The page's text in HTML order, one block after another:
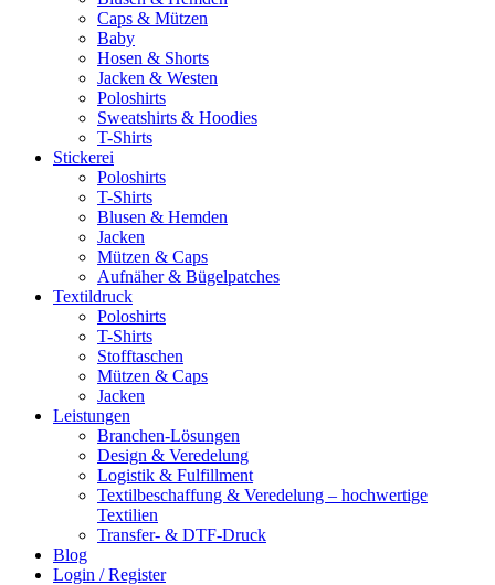
Caps & Mützen
Baby
Hosen & Shorts
Jacken & Westen
Poloshirts
Sweatshirts & Hoodies
T-Shirts
Stickerei
Poloshirts
T-Shirts
Blusen & Hemden
Jacken
Mützen & Caps
Aufnäher & Bügelpatches
Textildruck
Poloshirts
T-Shirts
Stofftaschen
Mützen & Caps
Jacken
Leistungen
Branchen-Lösungen
Design & Veredelung
Logistik & Fulfillment
Textilbeschaffung & Veredelung – hochwertige
Textilien
Transfer- & DTF-Druck
Blog
Login / Register